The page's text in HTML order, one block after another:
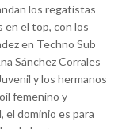
los regatistas
en el top, con los
en Techno Sub
Sánchez Corrales
y los hermanos
femenino y
el dominio es para